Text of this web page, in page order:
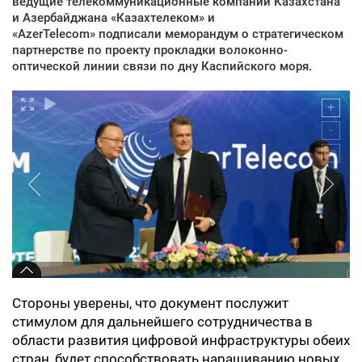
и Азербайджана «Казахтелеком» и
«AzerTelecom» подписали меморандум о стратегическом
партнерстве по проекту прокладки волоконно-
оптической линии связи по дну Каспийского моря.
Стороны уверены, что документ послужит
стимулом для дальнейшего сотрудничества в
области развития цифровой инфраструктуры обеих
стран, будет способствовать наращиванию новых